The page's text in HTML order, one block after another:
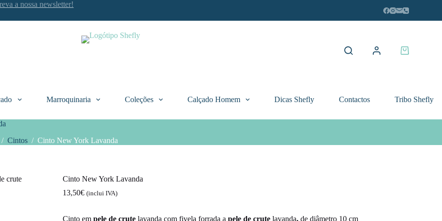
a nossa newsletter!
Carrinho
Marroquinaria Coleções Calçado Homem Dicas Shefly Contactos Tribo Shefly
/ Cintos / Cinto New York Lavanda
Cinto New York Lavanda
13,50€ (inclui IVA)
Cinto empele de crutelavanda com fivela forrada apele de crutelavanda, de diâmetro 10 cm